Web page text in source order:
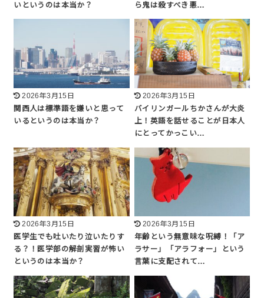
いというのは本当か？
ら鬼は殺すべき悪…
2026年3月15日
関西人は標準語を嫌いと思って
いるというのは本当か？
2026年3月15日
バイリンガールちかさんが大炎
上！英語を話せることが日本人
にとってかっこい…
2026年3月15日
医学生でも吐いたり泣いたりす
る？！医学部の解剖実習が怖い
というのは本当か？
2026年3月15日
年齢という無意味な呪縛！「ア
ラサー」「アラフォー」という
言葉に支配されて…